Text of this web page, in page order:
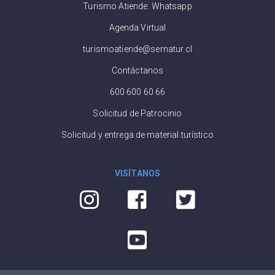
Turismo Atiende: Whatsapp
Agenda Virtual
turismoatiende@sernatur.cl
Contáctanos
600 600 60 66
Solicitud de Patrocinio
Solicitud y entrega de material turístico
VISÍTANOS